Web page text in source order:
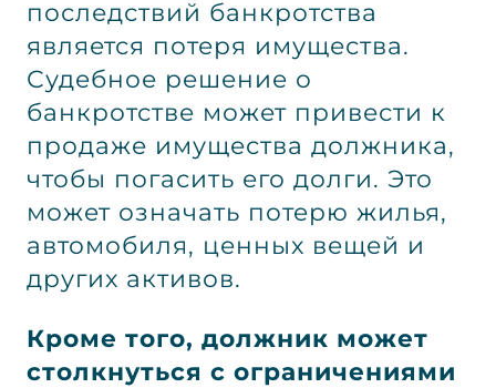
последствий банкротства
является потеря имущества.
Судебное решение о
банкротстве может привести к
продаже имущества должника,
чтобы погасить его долги. Это
может означать потерю жилья,
автомобиля, ценных вещей и
других активов.
Кроме того, должник может
столкнуться с ограничениями